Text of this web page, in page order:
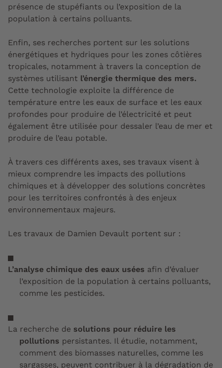
présence de stupéfiants ou l’exposition de la
population à certains polluants.
Enfin, ses recherches portent sur les solutions
énergétiques et hydriques pour les zones côtières
tropicales, notamment à travers la conception de
systèmes utilisant l’énergie thermique des mers.
Cette technologie exploite la différence de
température entre les eaux de surface et les eaux
profondes pour produire de l’électricité et peut
également être utilisée pour dessaler l’eau de mer et
produire de l’eau potable.
À travers ces différents axes, ses travaux visent à
mieux comprendre les impacts des pollutions
chimiques et à développer des solutions concrètes
pour les territoires confrontés à des enjeux
environnementaux majeurs.
Les travaux de Damien Devault portent sur :
L’analyse chimique des eaux usées afin d’évaluer
l’exposition de la population à certains polluants,
comme les pesticides.
La recherche de solutions pour réduire les
pollutions persistantes. Il étudie, notamment,
comment des biomasses naturelles, comme les
sargasses, peuvent contribuer à la dégradation de